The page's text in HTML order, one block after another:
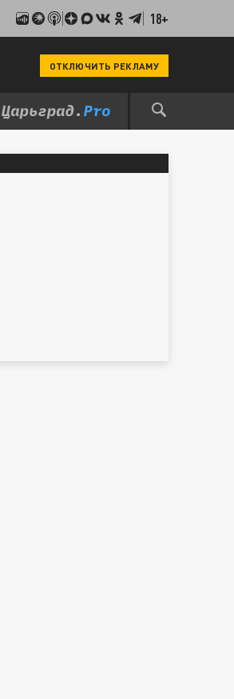
18+
ОТКЛЮЧИТЬ РЕКЛАМУ